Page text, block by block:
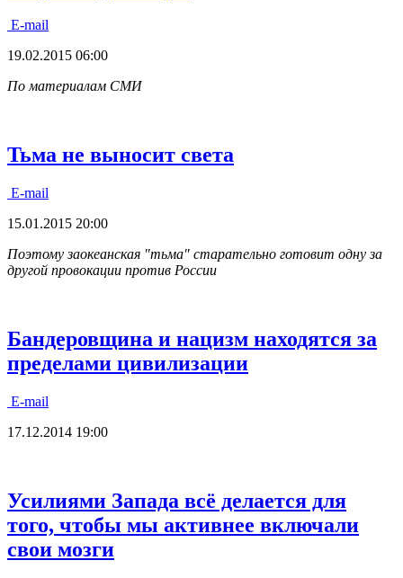
E-mail
19.02.2015 06:00
По материалам СМИ
Тьма не выносит света
E-mail
15.01.2015 20:00
Поэтому заокеанская "тьма" старательно готовит одну за
другой провокации против России
Бандеровщина и нацизм находятся за
пределами цивилизации
E-mail
17.12.2014 19:00
Усилиями Запада всё делается для
того, чтобы мы активнее включали
свои мозги